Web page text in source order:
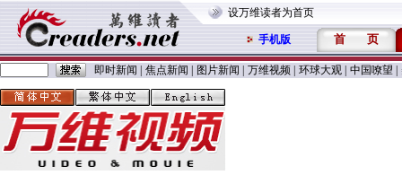
设万维读者为首页
手机版 首 页
即时新闻 焦点新闻 图片新闻 万维视频 环球大观 中国嘹望